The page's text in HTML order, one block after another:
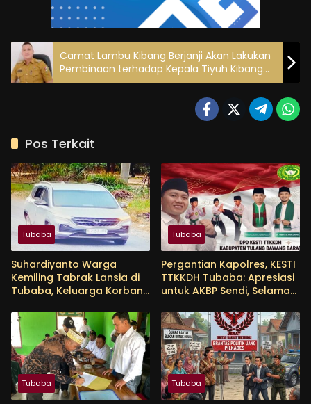
Camat Lambu Kibang Berjanji Akan Lakukan
Pembinaan terhadap Kepala Tiyuh Kibang
Tri Jaya
Pos Terkait
Tubaba
Suhardiyanto Warga
Kemiling Tabrak Lansia di
Tubaba, Keluarga Korban
Tubaba
Pergantian Kapolres, KESTI
TTKKDH Tubaba: Apresiasi
untuk AKBP Sendi, Selamat
Himmawan
Tubaba Tubaba